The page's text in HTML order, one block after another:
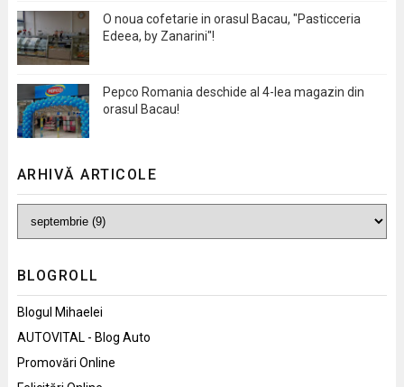
O noua cofetarie in orasul Bacau, "Pasticceria
Edeea, by Zanarini"!
Pepco Romania deschide al 4-lea magazin din
orasul Bacau!
ARHIVĂ ARTICOLE
BLOGROLL
Blogul Mihaelei
AUTOVITAL - Blog Auto
Promovări Online